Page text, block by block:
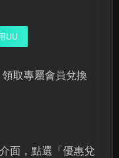
UU
取專屬會員兌換
面，點選「優惠兌